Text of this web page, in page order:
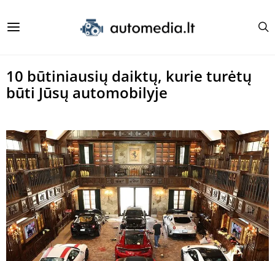
10 būtiniausių daiktų, kurie turėtų
būti Jūsų automobilyje